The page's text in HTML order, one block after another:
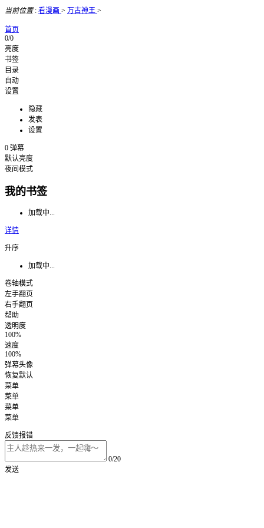
当前位置: 看漫画 > 万古神王 >
首页
0/0
亮度
书签
目录
自动
设置
隐藏
发表
设置
0 弹幕
默认亮度
夜间模式
我的书签
加载中...
详情
升序
加载中...
卷轴模式
左手翻页
右手翻页
帮助
透明度
100%
速度
100%
弹幕头像
恢复默认
菜单
菜单
菜单
菜单
反馈报错
0/20
发送